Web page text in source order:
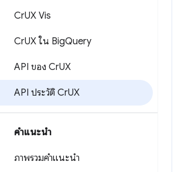
CrUX Vis
CrUX ใน BigQuery
API ของ CrUX
API ประวัติ CrUX
คำแนะนำ
ภาพรวมคำแนะนำ